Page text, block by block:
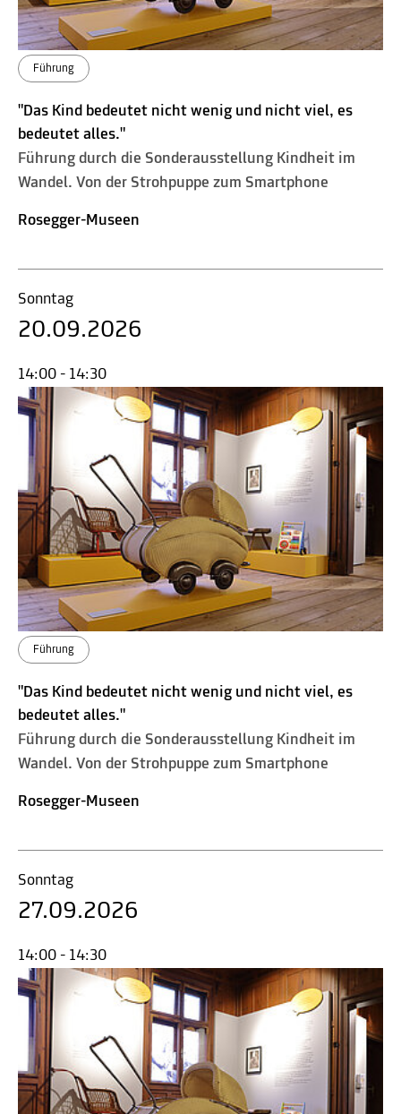
Führung
"Das Kind bedeutet nicht wenig und nicht viel, es
bedeutet alles."
Führung durch die Sonderausstellung Kindheit im
Wandel. Von der Strohpuppe zum Smartphone
Rosegger-Museen
Sonntag
20.09.2026
14:00 - 14:30
Führung
"Das Kind bedeutet nicht wenig und nicht viel, es
bedeutet alles."
Führung durch die Sonderausstellung Kindheit im
Wandel. Von der Strohpuppe zum Smartphone
Rosegger-Museen
Sonntag
27.09.2026
14:00 - 14:30